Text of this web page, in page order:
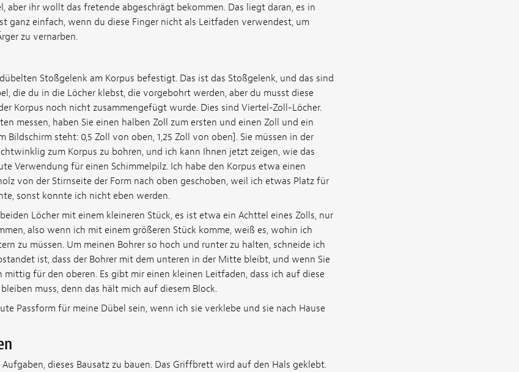
aber ihr wollt das fretende abgeschrägt bekommen. Das liegt daran, es in
ganz einfach, wenn du diese Finger nicht als Leitfaden verwendest, um
zu vernarben.
Stoßgelenk am Korpus befestigt. Das ist das Stoßgelenk, und das sind
die du in die Löcher klebst, die vorgebohrt werden, aber du musst diese
Korpus noch nicht zusammengefügt wurde. Dies sind Viertel-Zoll-Löcher.
messen, haben Sie einen halben Zoll zum ersten und einen Zoll und ein
Bildschirm steht: 0,5 Zoll von oben, 1,25 Zoll von oben]. Sie müssen in der
zum Korpus zu bohren, und ich kann Ihnen jetzt zeigen, wie das
Verwendung für einen Schimmelpilz. Ich habe den Korpus etwa einen
von der Stirnseite der Form nach oben geschoben, weil ich etwas Platz für
sonst konnte ich nicht eben werden.
Löcher mit einem kleineren Stück, es ist etwa ein Achttel eines Zolls, nur
also wenn ich mit einem größeren Stück komme, weiß es, wohin ich
zu müssen. Um meinen Bohrer so hoch und runter zu halten, schneide ich
ist, dass der Bohrer mit dem unteren in der Mitte bleibt, und wenn Sie
mittig für den oberen. Es gibt mir einen kleinen Leitfaden, dass ich auf diese
muss, denn das hält mich auf diesem Block.
Passform für meine Dübel sein, wenn ich sie verklebe und sie nach Hause
dieses Bausatz zu bauen. Das Griffbrett wird auf den Hals geklebt.